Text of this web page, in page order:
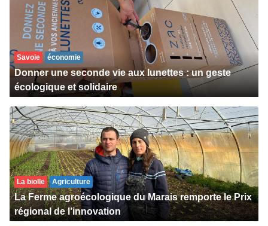
Savoie économie
Donner une seconde vie aux lunettes : un geste
écologique et solidaire
La biolle Agriculture
La Ferme agroécologique du Marais remporte le Prix
régional de l’innovation